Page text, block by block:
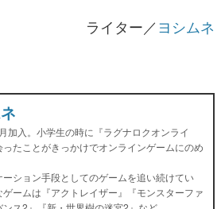
ライター／ヨシムネ
加入。小学生の時に『ラグナロクオンライ
ったことがきっかけでオンラインゲームにのめ
ーション手段としてのゲームを追い続けてい
ゲームは『アクトレイザー』『モンスターファ